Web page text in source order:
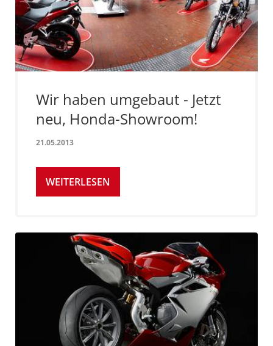
Wir haben umgebaut - Jetzt
neu, Honda-Showroom!
21.05.2013
WEITERLESEN